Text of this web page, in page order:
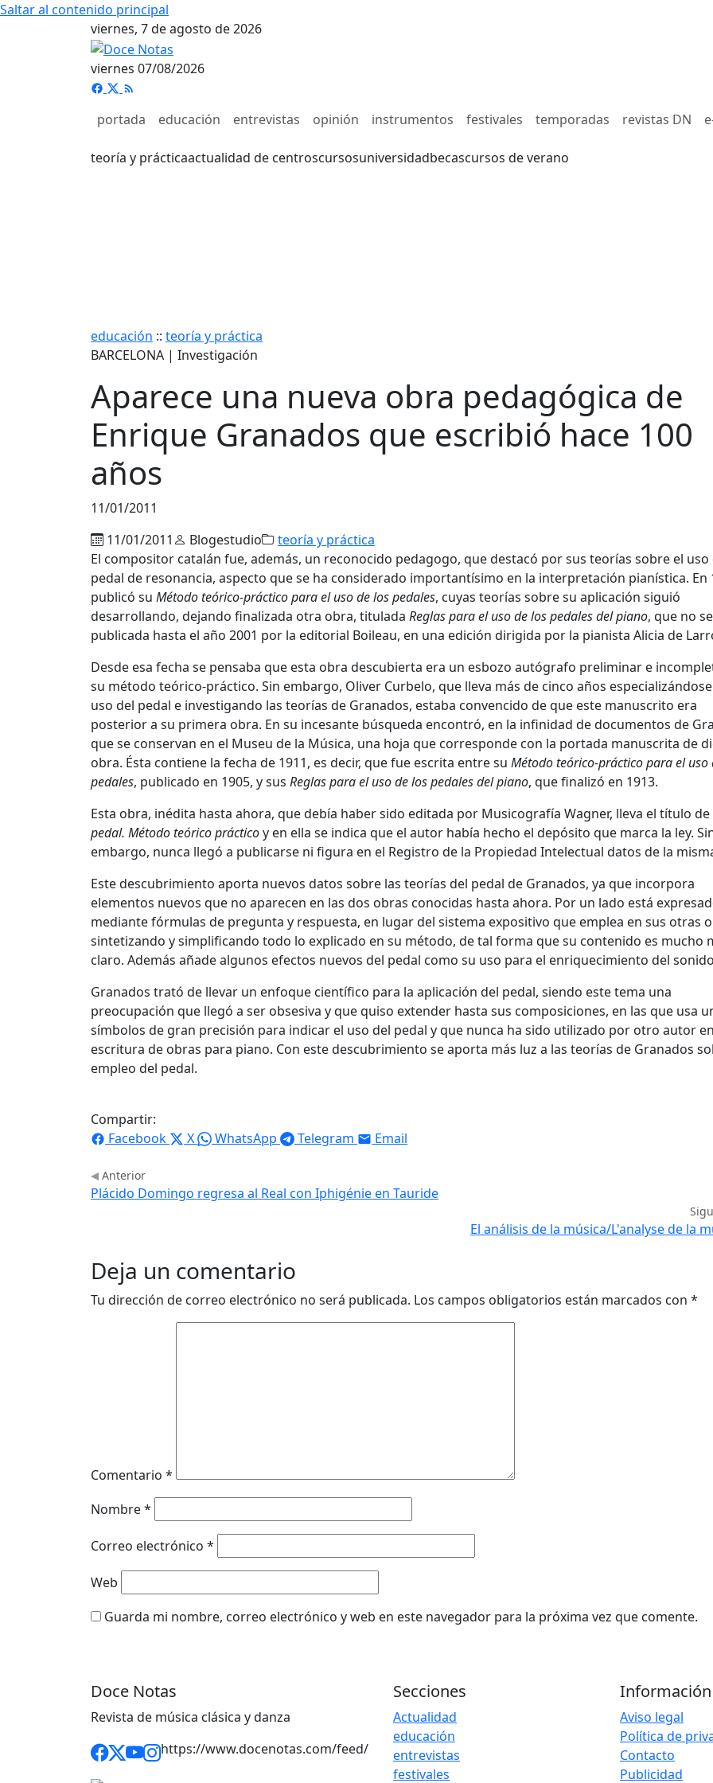
Saltar al contenido principal
viernes, 7 de agosto de 2026
viernes 07/08/2026
portada educación entrevistas opinión instrumentos festivales temporadas revistas DN
teoría y prácticaactualidad de centroscursosuniversidadbecascursos de verano
educación :: teoría y práctica
BARCELONA | Investigación
Aparece una nueva obra pedagógica de
Enrique Granados que escribió hace 100
años
11/01/2011
11/01/2011
Blogestudio
teoría y práctica
El compositor catalán fue, además, un reconocido pedagogo, que destacó por sus teorías sobre el uso
pedal de resonancia, aspecto que se ha considerado importantísimo en la interpretación pianística. En
publicó su Método teórico-práctico para el uso de los pedales, cuyas teorías sobre su aplicación siguió
desarrollando, dejando finalizada otra obra, titulada Reglas para el uso de los pedales del piano, que no
publicada hasta el año 2001 por la editorial Boileau, en una edición dirigida por la pianista Alicia de
Desde esa fecha se pensaba que esta obra descubierta era un esbozo autógrafo preliminar e
su método teórico-práctico. Sin embargo, Oliver Curbelo, que lleva más de cinco años
uso del pedal e investigando las teorías de Granados, estaba convencido de que este manuscrito era
posterior a su primera obra. En su incesante búsqueda encontró, en la infinidad de documentos de
que se conservan en el Museu de la Música, una hoja que corresponde con la portada manuscrita de
obra. Ésta contiene la fecha de 1911, es decir, que fue escrita entre su Método teórico-práctico para el uso
pedales, publicado en 1905, y sus Reglas para el uso de los pedales del piano, que finalizó en 1913.
Esta obra, inédita hasta ahora, que debía haber sido editada por Musicografía Wagner, lleva el título de
pedal. Método teórico prácticoy en ella se indica que el autor había hecho el depósito que marca la ley.
embargo, nunca llegó a publicarse ni figura en el Registro de la Propiedad Intelectual datos de la
Este descubrimiento aporta nuevos datos sobre las teorías del pedal de Granados, ya que incorpora
elementos nuevos que no aparecen en las dos obras conocidas hasta ahora. Por un lado está
mediante fórmulas de pregunta y respuesta, en lugar del sistema expositivo que emplea en sus otras
sintetizando y simplificando todo lo explicado en su método, de tal forma que su contenido es mucho
claro. Además añade algunos efectos nuevos del pedal como su uso para el enriquecimiento del
Granados trató de llevar un enfoque científico para la aplicación del pedal, siendo este tema una
preocupación que llegó a ser obsesiva y que quiso extender hasta sus composiciones, en las que usa
símbolos de gran precisión para indicar el uso del pedal y que nunca ha sido utilizado por otro autor
escritura de obras para piano. Con este descubrimiento se aporta más luz a las teorías de Granados
empleo del pedal.
Compartir:
Facebook
X WhatsApp Telegram Email
Anterior
Plácido Domingo regresa al Real con Iphigénie en Tauride
El análisis de la música/L'analyse de la
Deja un comentario
Tu dirección de correo electrónico no será publicada. Los campos obligatorios están marcados con *
Comentario *
Nombre*
Correo electrónico *
Web
Guarda mi nombre, correo electrónico y web en este navegador para la próxima vez que comente.
Doce Notas
Revista de música clásica y danza
https://www.docenotas.com/feed/
Secciones
Actualidad
educación
entrevistas
festivales
Información
Aviso legal
Política de
Contacto
Publicidad